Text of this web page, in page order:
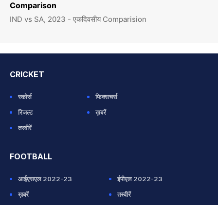
Comparison
IND vs SA, 2023 - एकदिवसीय Comparision
CRICKET
स्कोर्स
फिक्सचर्स
रिजल्ट
ख़बरें
तस्वीरें
FOOTBALL
आईएसएल 2022-23
ईपीएल 2022-23
ख़बरें
तस्वीरें